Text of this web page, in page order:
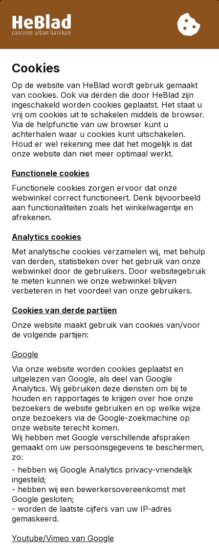
week 33. Houdt u daarom rekening met langere levertijden.
Cookies
Op de website van HeBlad wordt gebruik gemaakt
van cookies. Ook via derden die door HeBlad zijn
ingeschakeld worden cookies geplaatst. Het staat u
vrij om cookies uit te schakelen middels de browser.
Via de helpfunctie van uw browser kunt u
achterhalen waar u cookies kunt uitschakelen.
Houd er wel rekening mee dat het mogelijk is dat
onze website dan niet meer optimaal werkt.
Functionele cookies
Functionele cookies zorgen ervoor dat onze
webwinkel correct functioneert. Denk bijvoorbeeld
aan functionaliteiten zoals het winkelwagentje en
afrekenen.
Analytics cookies
Met analytische cookies verzamelen wij, met behulp
van derden, statistieken over het gebruik van onze
webwinkel door de gebruikers. Door websitegebruik
te meten kunnen we onze webwinkel blijven
verbeteren in het voordeel van onze gebruikers.
Cookies van derde partijen
Onze website maakt gebruik van cookies van/voor
de volgende partijen:
Google
Via onze website worden cookies geplaatst en
uitgelezen van Google, als deel van Google
Analytics. Wij gebruiken deze diensten om bij te
houden en rapportages te krijgen over hoe onze
bezoekers de website gebruiken en op welke wijze
onze bezoekers via de Google-zoekmachine op
onze website terecht komen.
Wij hebben met Google verschillende afspraken
gemaakt om uw persoonsgegevens te beschermen,
zo:
- hebben wij Google Analytics privacy-vriendelijk
ingesteld;
- hebben wij een bewerkersovereenkomst met
Google gesloten;
- worden de laatste cijfers van uw IP-adres
gemaskeerd.
Youtube/Vimeo van Google
Al meer dan 30.000 producten verkocht
Nederland
Referenties in:Alkmaar
Kwalitatief zeer goede producten
Snelle offerte + levering
Sjors Smal stadswerk
09-09-2022
Referenties